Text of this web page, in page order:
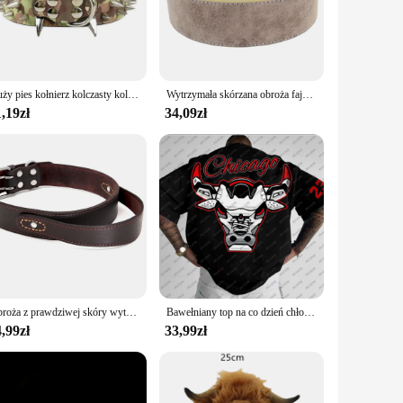
The robust material ensures a long-lasting product
strength and resilience to the set, making it a
for a snug fit on the horse, minimizing discomfort
Whether you're a seasoned professional or a novice
the demands of various training scenarios. The set's
make this set a valuable addition to any
Duży pies kołnierz kolczasty kolczasty dla Pitbull owczarek niemiecki szkolenia skórzany pies Colla z kolcami dla Mastiff Rottweiler Wytrzymała skórzana obroża fajne kolczaste obroże dla psów regulowane na średnie duże psy Pitbull K9 L XL
34,09zł
Obroża z prawdziwej skóry wytrzymałe obroże treningowe z prawdziwej skóry dla średnich duże psy zwierzęta Pitbull z szybkim uchwyt kontrolkowy Bawełniany top na co dzień chłopięcy wysokiej jakości odzież dla dorosłych T Shirt mężczyźni Streetwear nastolatek Tee dres odzież sportowa Chicago Red Hot Bulls
33,99zł